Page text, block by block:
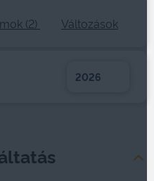
(2) Változások
2026